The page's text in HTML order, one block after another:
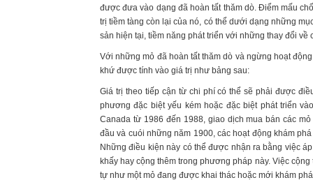
được đưa vào dạng đã hoàn tất thăm dò. Điểm mấu
trị tiềm tàng còn lại của nó, có thể dưới dạng những
sản hiện tại, tiềm năng phát triển với những thay đổi
Với những mỏ đã hoàn tất thăm dò và ngừng hoạt
khứ được tính vào giá trị như bảng sau:
Giá trị theo tiếp cận từ chi phí có thể sẽ phải được
phương đặc biệt yếu kém hoặc đặc biệt phát triển
Canada từ 1986 đến 1988, giao dịch mua bán các
đầu và cuói những năm 1900, các hoạt động khám
Những điều kiện này có thể được nhận ra bằng việc
khấy hay cộng thêm trong phương pháp này. Việc
tự như một mỏ đang được khai thác hoặc mới khám